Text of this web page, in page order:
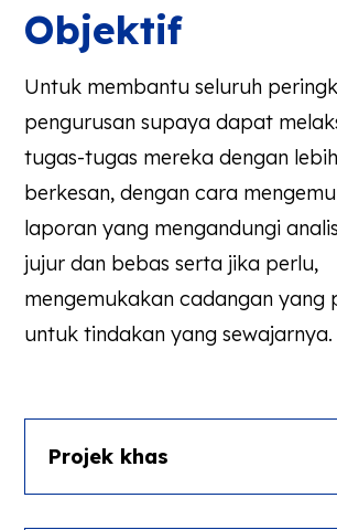
Objektif
Untuk membantu seluruh
pengurusan supaya dapat
tugas-tugas mereka dengan
berkesan, dengan cara
laporan yang mengandungi
jujur dan bebas serta jika perlu,
mengemukakan cadangan yang
untuk tindakan yang sewajarnya.
Projek khas